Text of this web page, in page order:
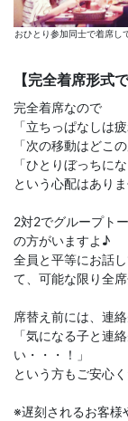
おひとり参加同士で着席し
【完全着席形式
完全着席なので
「立ちっぱなしは疲
「次の移動はどこ
「ひとりぼっちに
という心配はありま
2対2でグループト
の方がいますよ♪
全員と平等にお話
て、可能な限り全
席替え前には、連
「気になる子と連
い・・・！」
という方もご安心
※遅刻されるお客様